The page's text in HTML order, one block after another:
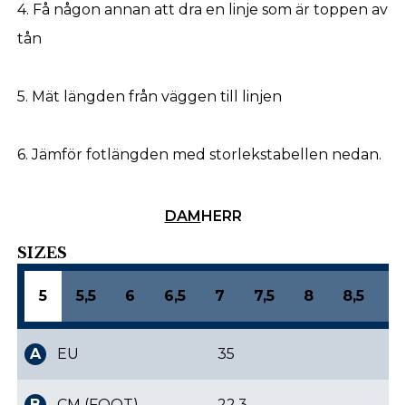
4. Få någon annan att dra en linje som är toppen av
tån
5. Mät längden från väggen till linjen
6. Jämför fotlängden med storlekstabellen nedan.
DAMHERR
SIZES
5 5,5 6 6,5 7 7,5 8 8,5
A EU 35